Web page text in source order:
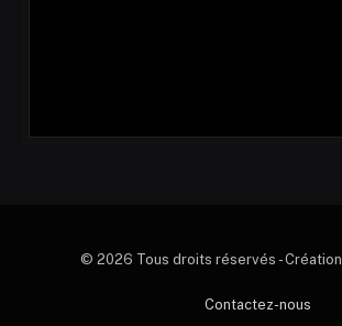
© 2026 Tous droits réservés - Création
Contactez-nous